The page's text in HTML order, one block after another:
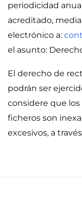
periodicidad
acreditado,
electrónico a:
el asunto:
El derecho de
podrán ser
considere que
ficheros son
excesivos, a